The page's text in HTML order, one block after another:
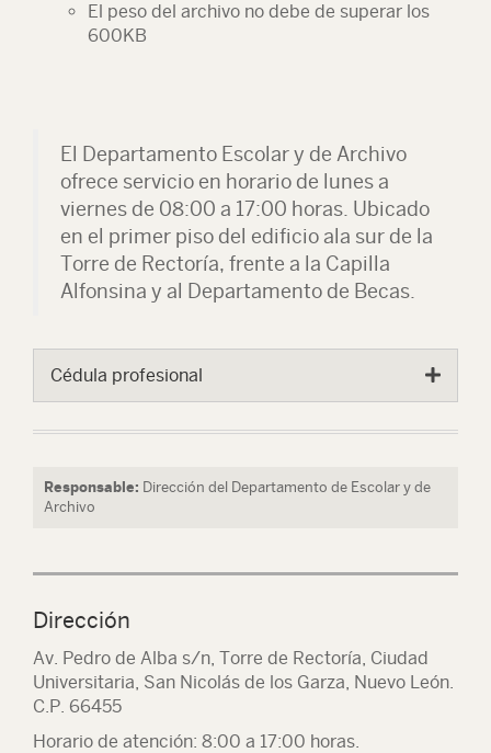
El peso del archivo no debe de superar los
600KB
El Departamento Escolar y de Archivo
ofrece servicio en horario de lunes a
viernes de 08:00 a 17:00 horas. Ubicado
en el primer piso del edificio ala sur de la
Torre de Rectoría, frente a la Capilla
Alfonsina y al Departamento de Becas.
Cédula profesional
Responsable: Dirección del Departamento de Escolar y de
Archivo
Dirección
Av. Pedro de Alba s/n, Torre de Rectoría, Ciudad
Universitaria, San Nicolás de los Garza, Nuevo León.
C.P. 66455
Horario de atención: 8:00 a 17:00 horas.